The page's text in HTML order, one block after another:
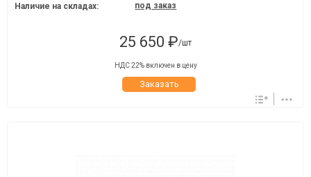
Наличие на складах:
под заказ
25 650 ₽/шт
НДС 22% включен в цену
Заказать